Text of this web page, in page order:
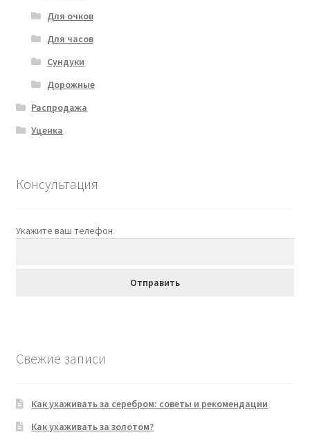
Для очков
Для часов
Сундуки
Дорожные
Распродажа
Уценка
Консультация
Укажите ваш телефон
Свежие записи
Как ухаживать за серебром: советы и рекомендации
Как ухаживать за золотом?